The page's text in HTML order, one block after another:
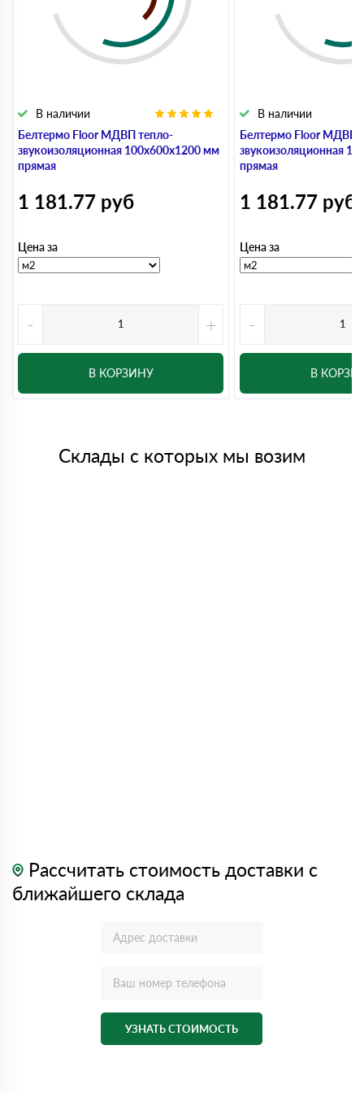
Белтермо Floor МДВП тепло-
звукоизоляционная 100х600х1200 мм
прямая
В наличии
1 181.77 руб
Цена за
- +
В КОРЗИНУ
Белтермо Floor МДВП
звукоизоляционная
прямая
В наличии
1 181.77 руб
Цена за
-
В
Склады с которых мы возим
Рассчитать стоимость доставки с
ближайшего склада
УЗНАТЬ СТОИМОСТЬ